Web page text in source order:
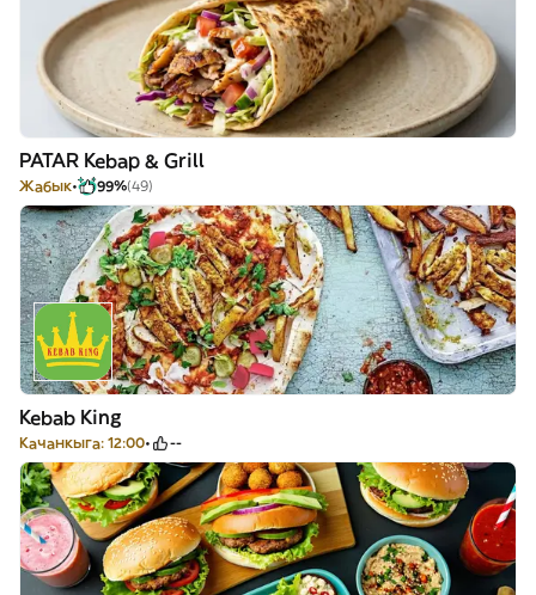
PATAR Kebap & Grill
Жабык 99%(49)
Kebab King
Качанкыга: 12:00 --